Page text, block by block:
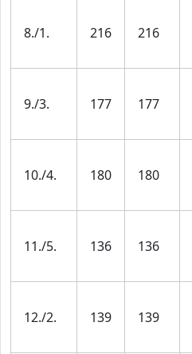
8./1. 216 216
9./3. 177 177
10./4. 180 180
11./5. 136 136
12./2. 139 139